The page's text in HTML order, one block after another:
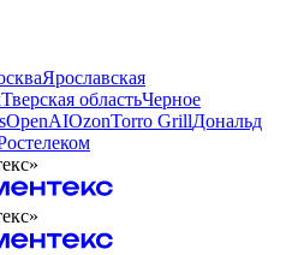
Ярославская
Тверская областьЧерное
OpenAIOzonTorro GrillДональд